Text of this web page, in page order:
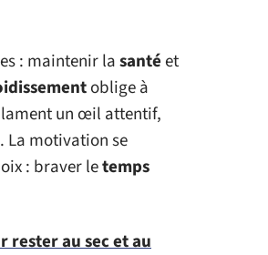
: maintenir lasantéet
oblige à
un œil attentif,
La motivation se
: braver letemps
rester au sec et au